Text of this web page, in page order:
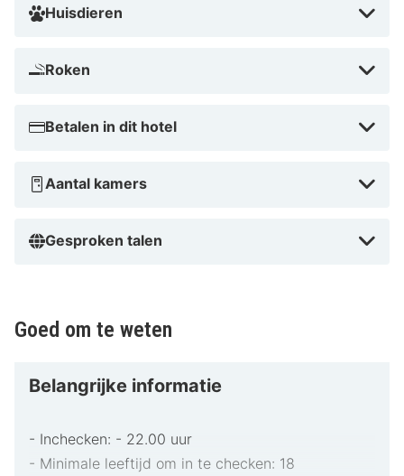
Huisdieren
Roken
Betalen in dit hotel
Aantal kamers
Gesproken talen
Goed om te weten
Belangrijke informatie
- Inchecken: - 22.00 uur
- Minimale leeftijd om in te checken: 18